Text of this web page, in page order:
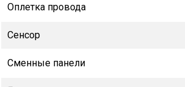
Оплетка провода
Сенсор
Сменные панели